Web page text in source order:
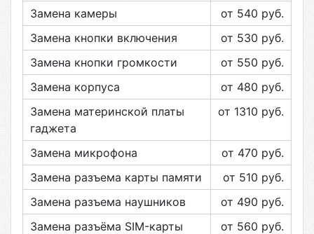
Замена камеры
от 540 руб.
Замена кнопки включения
от 530 руб.
Замена кнопки громкости
от 550 руб.
Замена корпуса
от 480 руб.
Замена материнской платы
гаджета
от 1310 руб.
Замена микрофона от 470 руб.
Замена разъема карты памяти
от 510 руб.
Замена разъема наушников
от 490 руб.
Замена разъёма SIM-карты
от 560 руб.